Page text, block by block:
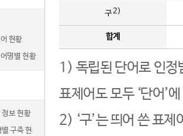
현황
명별 현황
정보 현황
구축 현
구2)
합계
1) 독립된 단어로 인정
표제어도 모두 ‘단어’
2) ‘구’는 띄어 쓴 표